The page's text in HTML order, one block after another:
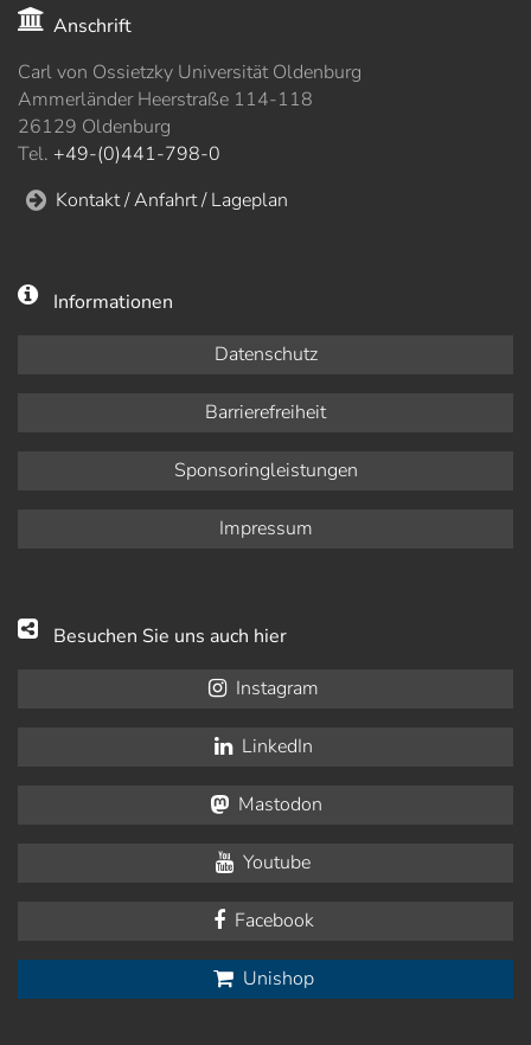
Anschrift
Carl von Ossietzky Universität Oldenburg
Ammerländer Heerstraße 114-118
26129 Oldenburg
Tel. +49-(0)441-798-0
Kontakt / Anfahrt / Lageplan
Informationen
Datenschutz
Barrierefreiheit
Sponsoringleistungen
Impressum
Besuchen Sie uns auch hier
Instagram
LinkedIn
Mastodon
Youtube
Facebook
Unishop